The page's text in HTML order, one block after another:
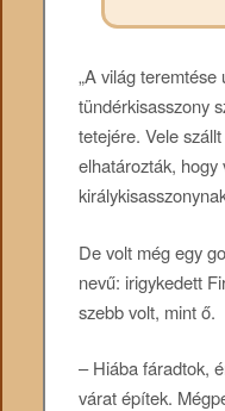
„A világ
tündérkisasszony
tetejére. Vele
elhatározták,
De volt még egy
nevű: irigykedett
szebb volt, mint ő.
– Hiába fáradtok,
várat építek.